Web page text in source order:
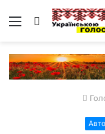
Меню Пошук